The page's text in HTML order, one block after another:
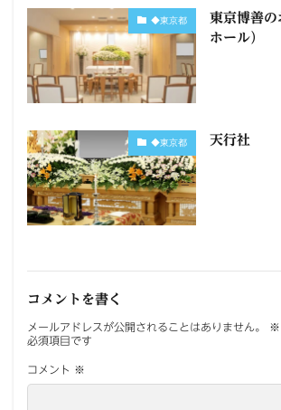
◆東京都
東京博善の
ホール）
◆東京都 天行社
コメントを書く
メールアドレスが公開されることはありません。 ※
必須項目です
コメント ※